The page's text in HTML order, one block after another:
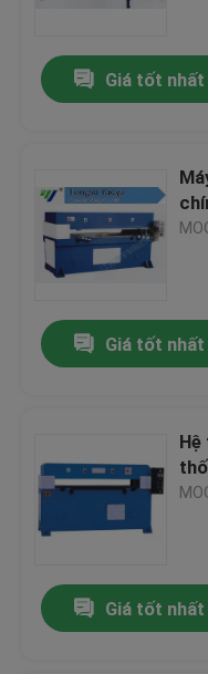
Các sản phẩm
Tham quan nhà máy
Giá tốt nhất
Giá tốt nhất
Hệ
Giá tốt nhất